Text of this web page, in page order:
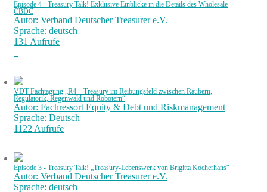
Episode 4 - Treasury Talk! Exklusive Einblicke in die Details des Wholesale
CBDC
Autor: Verband Deutscher Treasurer e.V.
Sprache: deutsch
131 Aufrufe
VDT-Fachtagung „R4 – Treasury im Reibungsfeld zwischen Räubern,
Regulatorik, Regenwald und Robotern“
Autor: Fachressort Equity & Debt und Riskmanagement
Sprache: Deutsch
1122 Aufrufe
Episode 3 - Treasury Talk! „Treasury-Lebenswerk von Brigitta Kocherhans“
Autor: Verband Deutscher Treasurer e.V.
Sprache: deutsch